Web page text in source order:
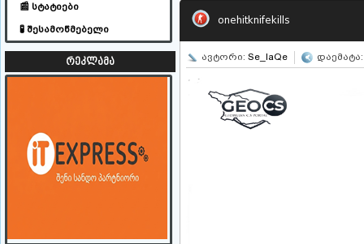
📰 სტატიები
🧪 შესამოწმებელი
რეკლამა
onehitknifekills
ავტორი: Se_IaQe დაემატა: